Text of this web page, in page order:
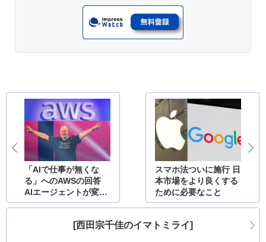
「AIで仕事が無くな
る」へのAWSの回答
AIエージェントが変え
ていくもの
スマホ法ついに施行 日
本市場をより良くする
ために必要なこと
[西田宗千佳のイマトミライ]